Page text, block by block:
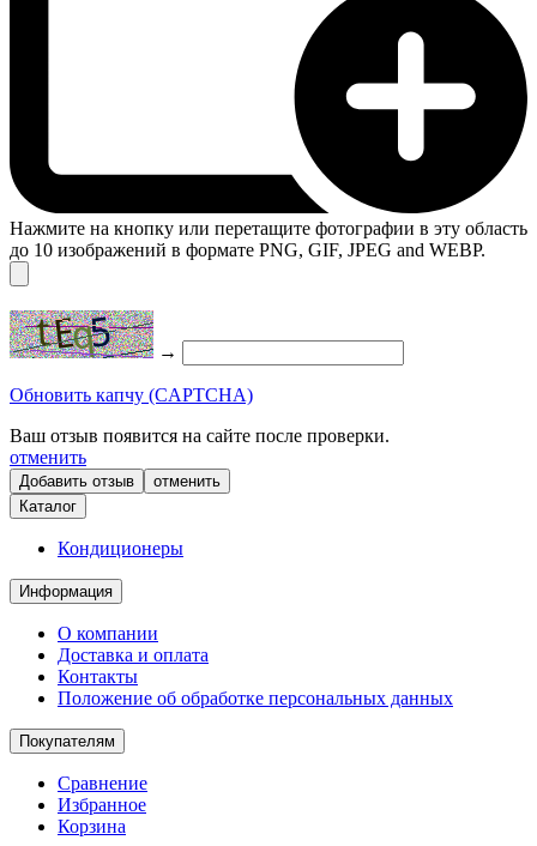
Нажмите на кнопку или перетащите фотографии в эту область
до 10 изображений в формате PNG, GIF, JPEG and WEBP.
→
Обновить капчу (CAPTCHA)
Ваш отзыв появится на сайте после проверки.
отменить
отменить
Каталог
Кондиционеры
Информация
О компании
Доставка и оплата
Контакты
Положение об обработке персональных данных
Покупателям
Сравнение
Избранное
Корзина